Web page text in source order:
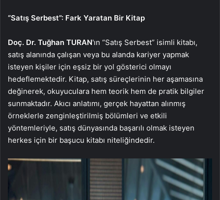
“Satış Serbest”: Fark Yaratan Bir Kitap
Doç. Dr. Tuğhan TURAN'ın “Satış Serbest” isimli kitabı,
satış alanında çalışan veya bu alanda kariyer yapmak
isteyen kişiler için eşsiz bir yol gösterici olmayı
hedeflemektedir. Kitap, satış süreçlerinin her aşamasına
değinerek, okuyuculara hem teorik hem de pratik bilgiler
sunmaktadır. Akıcı anlatımı, gerçek hayattan alınmış
örneklerle zenginleştirilmiş bölümleri ve etkili
yöntemleriyle, satış dünyasında başarılı olmak isteyen
herkes için bir başucu kitabı niteliğindedir.